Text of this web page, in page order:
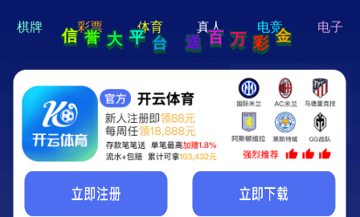
hi 💗